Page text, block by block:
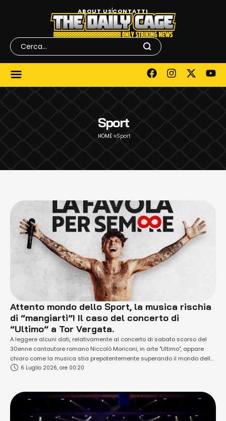
ABOUT USCONTATTI
Sport
HOME »Sport
Attento mondo dello Sport, la musica rischia
di “mangiarti”! Il caso del concerto di
“Ultimo” a Tor Vergata.
A leggere alcuni dati, relativamente al concerto di sabato scorso del
30enne cantautore romano Niccolò Moriconi, in arte "Ultimo", appare
chiaro come la musica stia prepotentemente superando il mondo dello
sport, soprattutto se ci fermiamo a confrontarli con quelli
6 Luglio 2026, ore 00:20